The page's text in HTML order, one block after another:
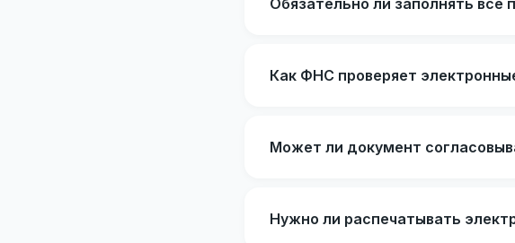
Как ФНС проверяет
Может ли документ
Нужно ли распечатывать